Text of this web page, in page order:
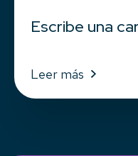
Escribe una
Leer más